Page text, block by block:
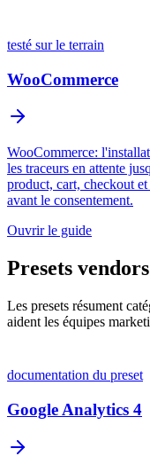
testé sur le terrain
WooCommerce
WooCommerce:
les traceurs en attente
product, cart, checkout
avant le consentement.
Ouvrir le guide
Presets
Les presets résument
aident les équipes
documentation du preset
Google Analytics 4